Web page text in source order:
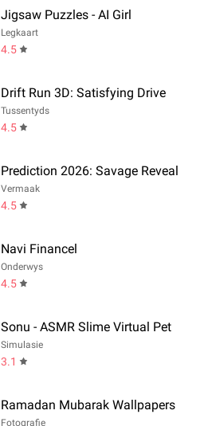
Jigsaw Puzzles - AI Girl
Legkaart
4.5
Drift Run 3D: Satisfying Drive
Tussentyds
4.5
Prediction 2026: Savage Reveal
Vermaak
4.5
Navi Financel
Onderwys
4.5
Sonu - ASMR Slime Virtual Pet
Simulasie
3.1
Ramadan Mubarak Wallpapers
Fotografie